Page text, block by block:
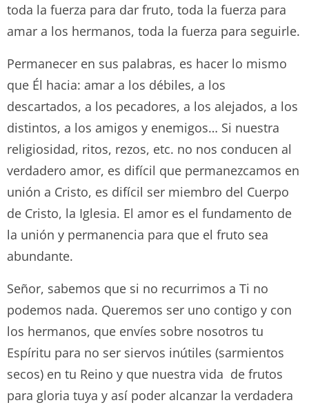
toda la fuerza para dar fruto, toda la fuerza para
amar a los hermanos, toda la fuerza para seguirle.
Permanecer en sus palabras, es hacer lo mismo
que Él hacia: amar a los débiles, a los
descartados, a los pecadores, a los alejados, a los
distintos, a los amigos y enemigos… Si nuestra
religiosidad, ritos, rezos, etc. no nos conducen al
verdadero amor, es difícil que permanezcamos en
unión a Cristo, es difícil ser miembro del Cuerpo
de Cristo, la Iglesia. El amor es el fundamento de
la unión y permanencia para que el fruto sea
abundante.
Señor, sabemos que si no recurrimos a Ti no
podemos nada. Queremos ser uno contigo y con
los hermanos, que envíes sobre nosotros tu
Espíritu para no ser siervos inútiles (sarmientos
secos) en tu Reino y que nuestra vida de frutos
para gloria tuya y así poder alcanzar la verdadera